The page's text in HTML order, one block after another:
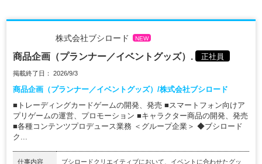
株式会社ブシロード NEW
商品企画（プランナー／イベントグッズ）. 正社員
掲載終了日： 2026/9/3
商品企画（プランナー／イベントグッズ）/株式会社ブシロード
■トレーディングカードゲームの開発、発売 ■スマートフォン向けア
プリゲームの運営、プロモーション ■キャラクター商品の開発、発売
■各種コンテンツプロデュース業務 ＜グループ企業＞ ◆ブシロード
ク...
仕事内容 ブシロードクリエイティブにおいて、イベントに合わせたグッ